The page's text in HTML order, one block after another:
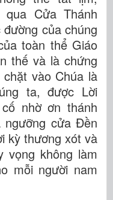
Cửa Thánh
của chúng
toàn thể Giáo
thế và là chứng
vào Chúa là
ta, được Lời
nhờ ơn thánh
ngưỡng cửa Đền
kỳ thương xót và
vọng không làm
mỗi người nam